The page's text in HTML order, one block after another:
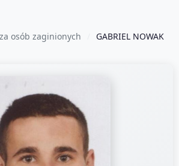
osób zaginionych GABRIEL NOWAK